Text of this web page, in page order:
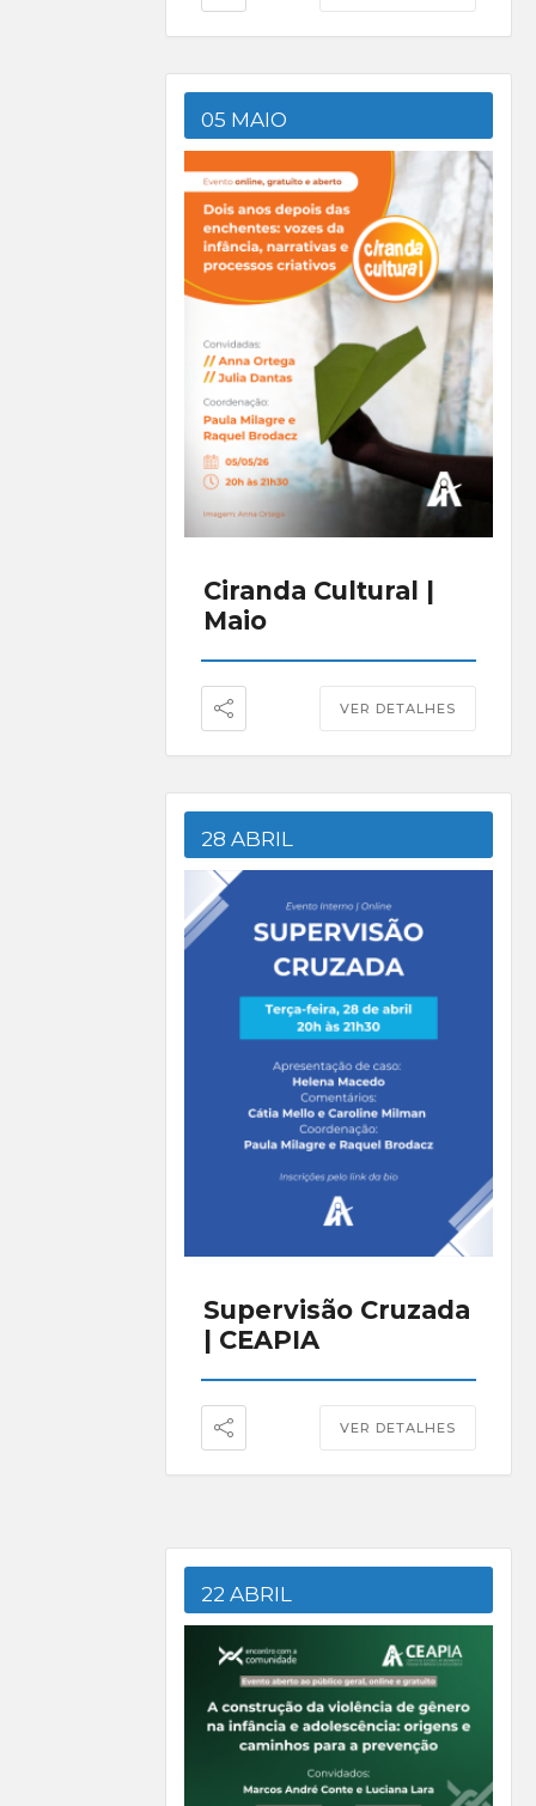
05 MAIO
Ciranda Cultural |
Maio
VER DETALHES
28 ABRIL
Supervisão Cruzada
| CEAPIA
VER DETALHES
22 ABRIL